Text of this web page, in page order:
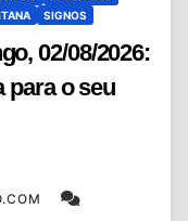
SIGNOS
02/08/2026:
para o seu